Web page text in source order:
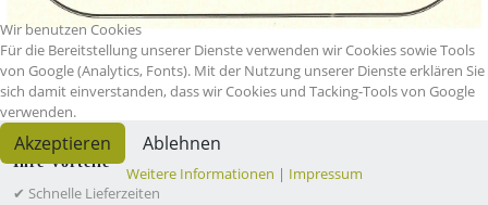
Ihre Vorteile
✔ Schnelle Lieferzeiten
Wir benutzen Cookies
Für die Bereitstellung unserer Dienste verwenden wir Cookies sowie Tools
von Google (Analytics, Fonts). Mit der Nutzung unserer Dienste erklären Sie
sich damit einverstanden, dass wir Cookies und Tacking-Tools von Google
verwenden.
Akzeptieren Ablehnen
Weitere Informationen | Impressum